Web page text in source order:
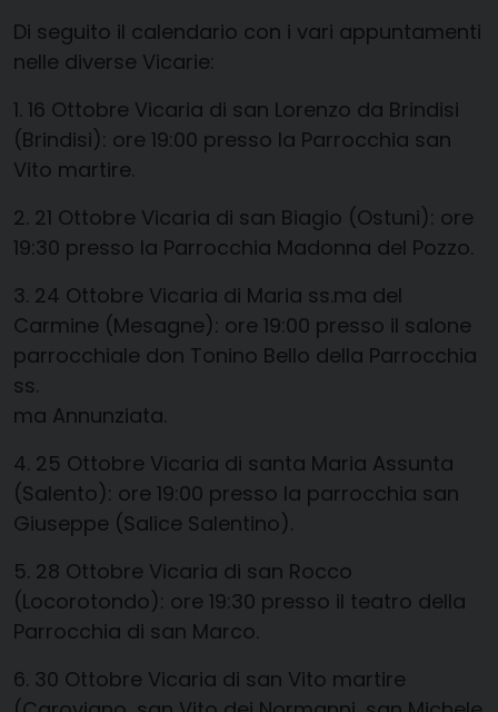
Di seguito il calendario con i vari appuntamenti
nelle diverse Vicarie:
1. 16 Ottobre Vicaria di san Lorenzo da Brindisi
(Brindisi): ore 19:00 presso la Parrocchia san
Vito martire.
2. 21 Ottobre Vicaria di san Biagio (Ostuni): ore
19:30 presso la Parrocchia Madonna del Pozzo.
3. 24 Ottobre Vicaria di Maria ss.ma del
Carmine (Mesagne): ore 19:00 presso il salone
parrocchiale don Tonino Bello della Parrocchia
ss.
ma Annunziata.
4. 25 Ottobre Vicaria di santa Maria Assunta
(Salento): ore 19:00 presso la parrocchia san
Giuseppe (Salice Salentino).
5. 28 Ottobre Vicaria di san Rocco
(Locorotondo): ore 19:30 presso il teatro della
Parrocchia di san Marco.
6. 30 Ottobre Vicaria di san Vito martire